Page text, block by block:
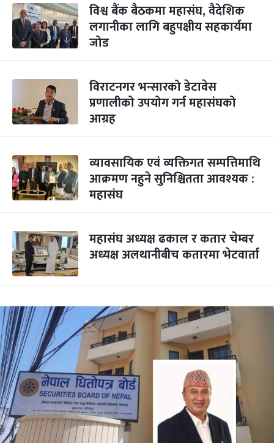
विश्व बैंक बैठकमा महासंघ, वैदेशिक
लगानीका लागि बहुपक्षीय सहकार्यमा
जोड
विराटनगर भन्सारको डेटावेस
प्रणालीको उपयोग गर्न महासंघको
आग्रह
व्यावसायिक एवं व्यक्तिगत सम्पत्तिमाथि
आक्रमण नहुने सुनिश्चितता आवश्यक :
महासंघ
महासंघ अध्यक्ष ढकाल र कतार चेम्बर
अध्यक्ष अलथानीबीच कतारमा भेटवार्ता